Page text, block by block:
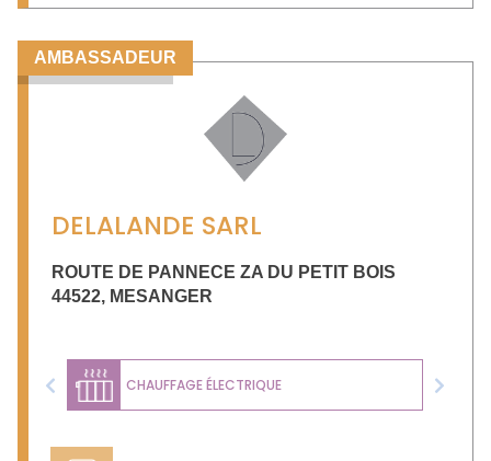
AMBASSADEUR
DELALANDE SARL
ROUTE DE PANNECE ZA DU PETIT BOIS
44522, MESANGER
CHAUFFAGE ÉLECTRIQUE
Previous Next